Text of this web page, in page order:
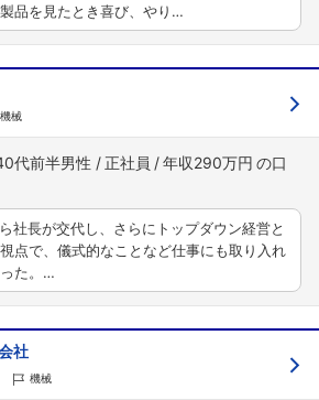
品を見たとき喜び、やり…
機械
代前半男性 正社員 年収290万円
社長が交代し、さらにトップダウン経営と
点で、儀式的なことなど仕事にも取り入れ
た。…
社
機械